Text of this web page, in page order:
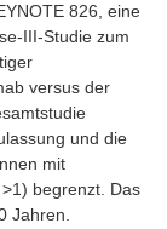
826, eine
III-Studie zum
versus der
und die
mit
begrenzt. Das
Jahren.